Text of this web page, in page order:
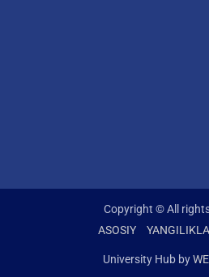
Copyright © All
ASOSIY
University Hub by